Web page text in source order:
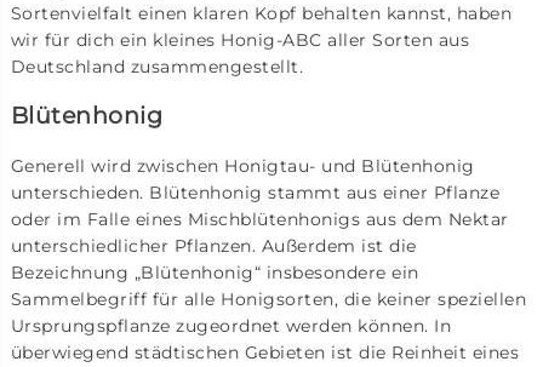
Sortenvielfalt einen klaren Kopf behalten kannst, haben
wir für dich ein kleines Honig-ABC aller Sorten aus
Deutschland zusammengestellt.
Blütenhonig
Generell wird zwischen Honigtau- und Blütenhonig
unterschieden. Blütenhonig stammt aus einer Pflanze
oder im Falle eines Mischblütenhonigs aus dem Nektar
unterschiedlicher Pflanzen. Außerdem ist die
Bezeichnung „Blütenhonig“ insbesondere ein
Sammelbegriff für alle Honigsorten, die keiner speziellen
Ursprungspflanze zugeordnet werden können. In
überwiegend städtischen Gebieten ist die Reinheit eines